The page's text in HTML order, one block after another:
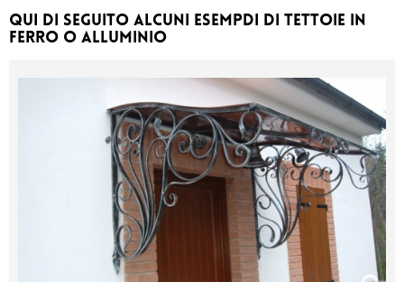
Qui di seguito alcuni esempdi di Tettoie in
ferro o Alluminio